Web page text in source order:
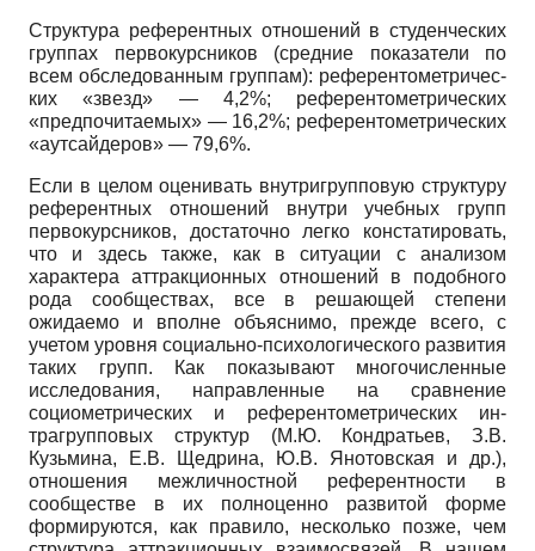
Структура референтных отношений в студенческих
группах первокурсников (средние показатели по
всем обследованным группам): референтометричес­
ких «звезд» — 4,2%; референтометричес­ких
«предпочитаемых» — 16,2%; рефе­рентометрических
«аутсайдеров» — 79,6%.
Если в целом оценивать внутригрупповую структуру
референтных отношений внутри учебных групп
первокурсников, достаточно легко констатировать,
что и здесь также, как в ситуации с анализом
характера аттракционных отношений в подобного
рода сообществах, все в решающей степени
ожидаемо и вполне объяснимо, прежде всего, с
учетом уровня социально-психологического развития
таких групп. Как показывают многочисленные
исследования, направленные на сравнение
социомет­рических и референтометрических ин-
трагрупповых структур (М.Ю. Кондра­тьев, З.В.
Кузьмина, Е.В. Щедрина, Ю.В. Янотовская и др.),
отношения межличностной референтности в
сообществе в их полноценно развитой форме
формируются, как правило, несколько позже, чем